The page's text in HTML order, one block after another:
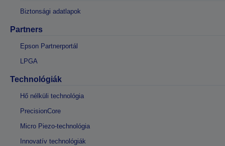
Biztonsági adatlapok
Partners
Epson Partnerportál
LPGA
Technológiák
Hő nélküli technológia
PrecisionCore
Micro Piezo-technológia
Innovatív technológiák